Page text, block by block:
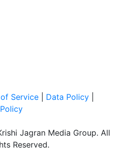
Service Data Policy
Jagran Media Group. All
Reserved.